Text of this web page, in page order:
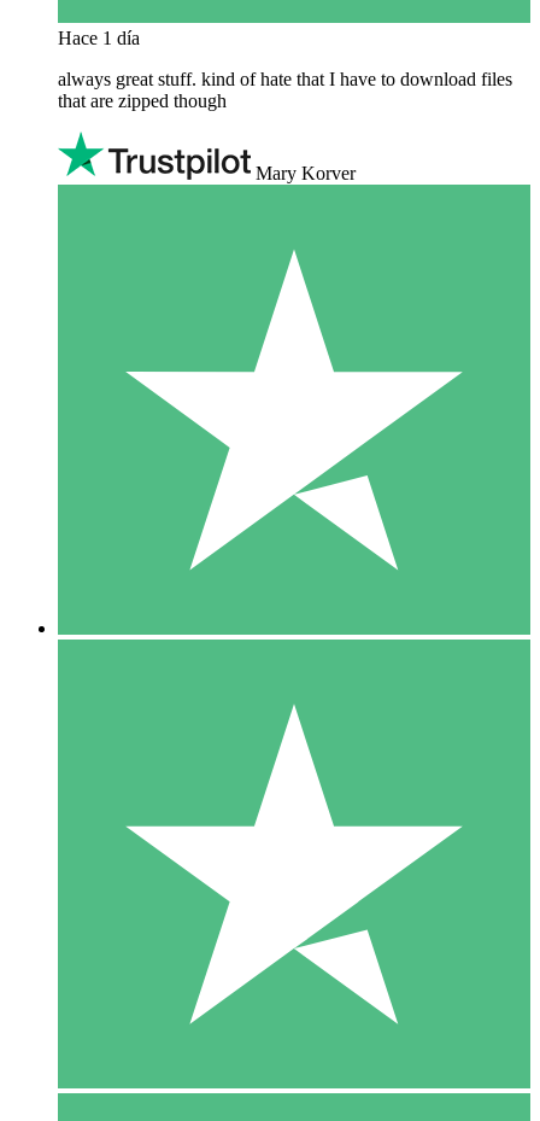
Hace 1 día
always great stuff. kind of hate that I have to download files
that are zipped though
Mary Korver